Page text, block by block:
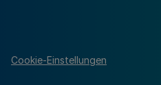
Cookie-Einstellungen